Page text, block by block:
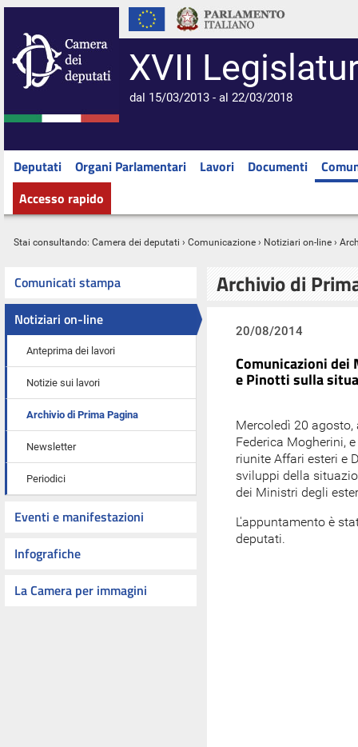
XVII
dal 15/03/2013 - al 22/03/2018
Deputati Organi Parlamentari Lavori Documenti
Accesso rapido
Stai consultando: Camera dei deputati › Comunicazione › Notiziari on-line ›
Comunicati stampa
Notiziari on-line
Anteprima dei lavori
Notizie sui lavori
Archivio di Prima Pagina
Newsletter
Periodici
Eventi e manifestazioni
Infografiche
La Camera per immagini
Archivio di
20/08/2014
Comunicazioni
e Pinotti sulla
Mercoledì 20 agosto,
Federica Mogherini,
riunite Affari esteri e
sviluppi della
dei Ministri degli
L'appuntamento è
deputati.